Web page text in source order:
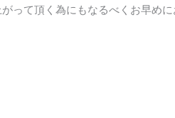
って頂く為にもなるべくお早めに